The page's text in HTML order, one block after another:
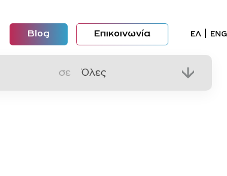
Blog Επικοινωνία ΕΛ ENG
σε